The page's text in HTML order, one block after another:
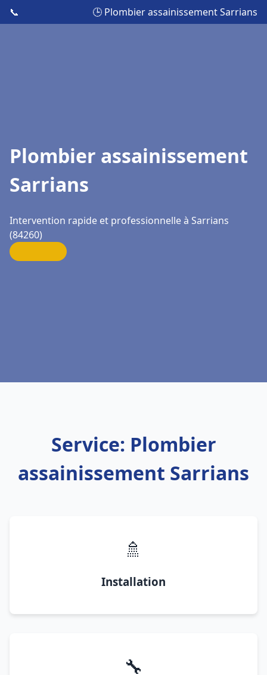
📞 🕒 Plombier assainissement Sarrians
Plombier assainissement
Sarrians
Intervention rapide et professionnelle à Sarrians
(84260)
Service: Plombier
assainissement Sarrians
🚿
Installation
🔧